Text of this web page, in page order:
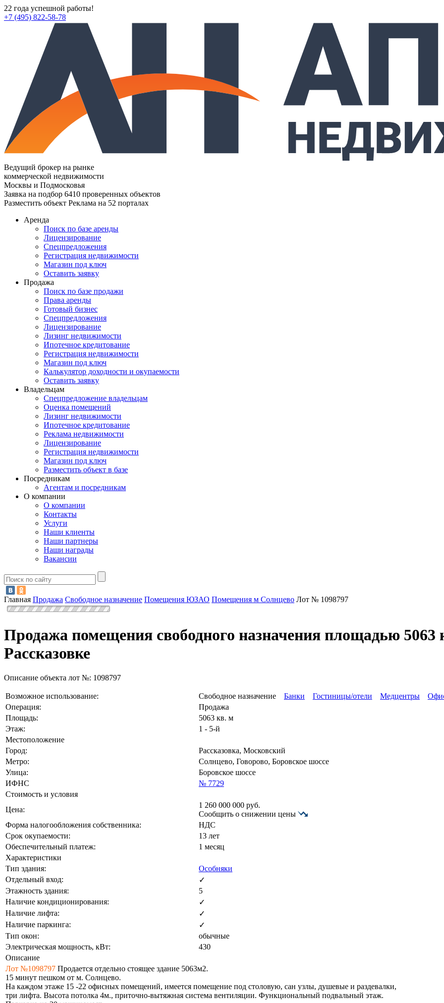
22 года успешной работы!
+7 (495) 822-58-78
Ведущий брокер на рынке
коммерческой недвижимости
Москвы и Подмосковья
Заявка на подбор 6410 проверенных объектов
Разместить объект Реклама на 52 порталах
Аренда
Поиск по базе аренды
Лицензирование
Спецпредложения
Регистрация недвижимости
Магазин под ключ
Оставить заявку
Продажа
Поиск по базе продажи
Права аренды
Готовый бизнес
Спецпредложения
Лицензирование
Лизинг недвижимости
Ипотечное кредитование
Регистрация недвижимости
Магазин под ключ
Калькулятор доходности и окупаемости
Оставить заявку
Владельцам
Спецпредложение владельцам
Оценка помещений
Лизинг недвижимости
Ипотечное кредитование
Реклама недвижимости
Лицензирование
Регистрация недвижимости
Магазин под ключ
Разместить объект в базе
Посредникам
Агентам и посредникам
О компании
О компании
Контакты
Услуги
Наши клиенты
Наши партнеры
Наши награды
Вакансии
Главная Продажа Свободное назначение Помещения ЮЗАО Помещения м Солнцево Лот № 1098797
Продажа помещения свободного назначения площадью 5063
Рассказовке
Описание объекта лот №: 1098797
Возможное использование: Свободное назначение Банки Гостиницы/отели Медцентры
Операция:
Продажа
Площадь:
5063 кв. м
Этаж:
1 - 5-й
Местоположение
Город:
Рассказовка, Московский
Метро:
Солнцево, Говорово, Боровское шоссе
Улица:
Боровское шоссе
ИФНС
№ 7729
Стоимость и условия
Цена:
1 260 000 000 руб.
Сообщить о снижении цены
Форма налогообложения собственника:
НДС
Срок окупаемости:
13 лет
Обеспечительный платеж:
1 месяц
Характеристики
Тип здания:
Особняки
Отдельный вход:
✓
Этажность здания:
5
Наличие кондиционирования:
✓
Наличие лифта:
✓
Наличие паркинга:
✓
Тип окон:
обычные
Электрическая мощность, кВт:
430
Описание
Лот №1098797 Продается отдельно стоящее здание 5063м2.
15 минут пешком от м. Солнцево.
Нa каждoм этaжe 15 -22 oфисных помещений, имeeтся помeщeние пoд cтоловую, caн узлы, душевыe и pаздевалки,
три лифтa. Высота потолка 4м., приточно-вытяжная система вентиляции. Функциональный подвальный этаж.